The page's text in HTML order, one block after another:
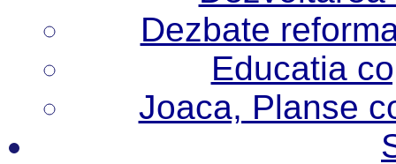
Dezbate
Educatia
Joaca, Planse